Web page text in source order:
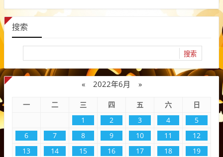
搜索
« 2022年6月 »
一 二 三 四 五 六 日
1 2 3 4
5
6
7 8 9 10 11
12
13
14 15 16 17 18 19